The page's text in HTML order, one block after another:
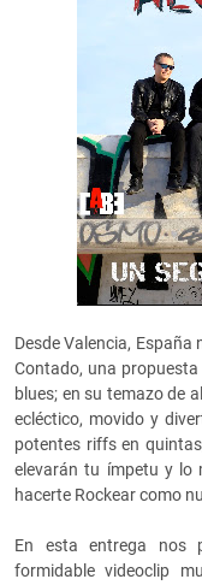
Desde Valencia, España
Contado, una
blues; en su temazo de
ecléctico, movido y
potentes riffs en
elevarán tu ímpetu y lo
hacerte Rockear como
En esta entrega nos
formidable videoclip